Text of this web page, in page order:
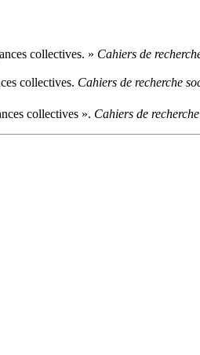
collectives. » Cahiers de
collectives. Cahiers de recherche
collectives ». Cahiers de